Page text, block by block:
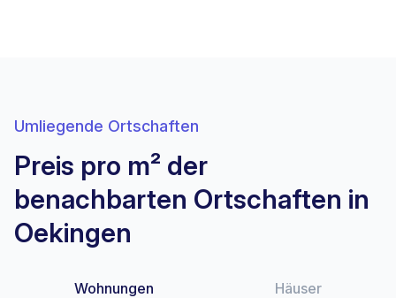
Umliegende Ortschaften
Preis pro m² der
benachbarten Ortschaften in
Oekingen
Wohnungen Häuser